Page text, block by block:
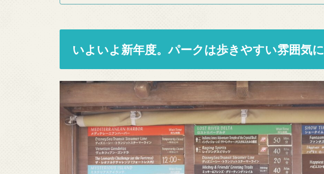
いよいよ新年度。パークは歩きやすい雰囲気に